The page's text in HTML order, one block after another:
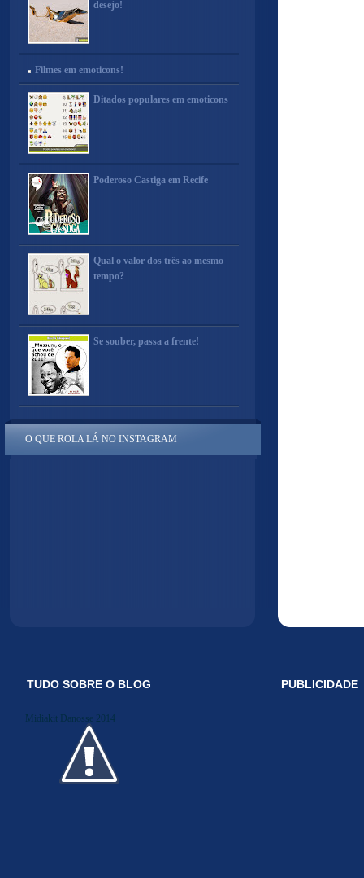
desejo!
Filmes em emoticons!
Ditados populares em emoticons
Poderoso Castiga em Recife
Qual o valor dos três ao mesmo
tempo?
Se souber, passa a frente!
O QUE ROLA LÁ NO INSTAGRAM
TUDO SOBRE O BLOG
Midiakit Danosse 2014
PUBLICIDADE